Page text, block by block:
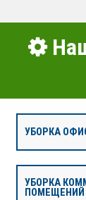
УБОРКА
УБОРКА
ПОМЕЩЕНИЙ